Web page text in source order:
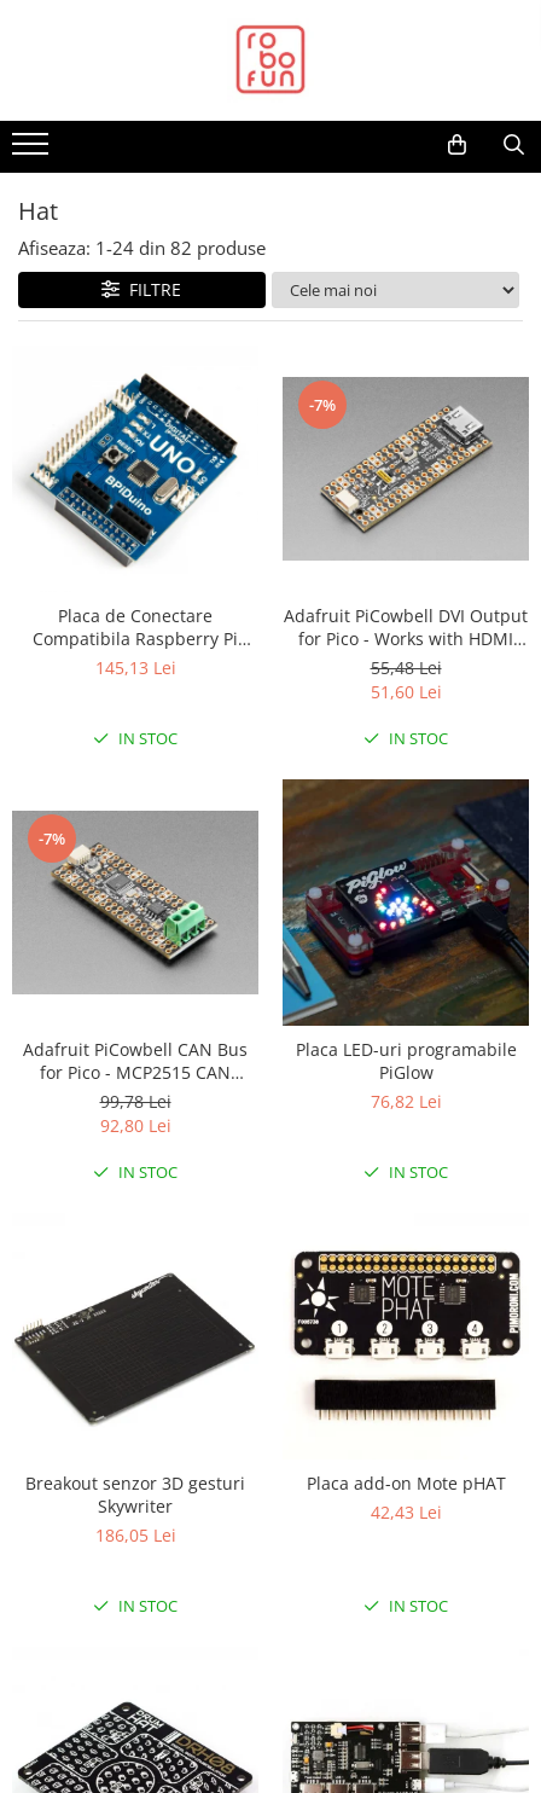
Arduino Original
Arduino Compatibil
Raspberry PI
Alimentare
Racire
Cabluri si Conectori
Camera
Cutii
Adaptoare si convertoare
Convertor USB la serial
Datalogger
LCD
Releu
RS-232
Breadboard
Cabluri
Conectori
Sticker
Componente
Microcontrollere AVR
PCB - Placute Circuit
Rezistoare
Hat
Afiseaza: 1-24 din 82 produse
FILTRE
Placa de Conectare
Compatibila Raspberry Pi
Arduino UNO
145,13 Lei
IN STOC
-7%
Adafruit PiCowbell DVI Output
for Pico - Works with HDMI
Display
55,48 Lei
51,60 Lei
IN STOC
-7%
Adafruit PiCowbell CAN Bus
for Pico - MCP2515 CAN
Controller
99,78 Lei
92,80 Lei
IN STOC
Placa LED-uri programabile
PiGlow
76,82 Lei
IN STOC
Breakout senzor 3D gesturi
Skywriter
186,05 Lei
IN STOC
Placa add-on Mote pHAT
42,43 Lei
IN STOC